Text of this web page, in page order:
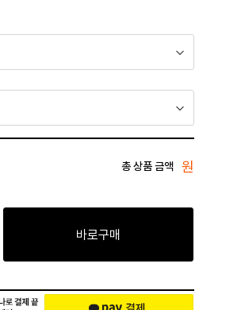
총 상품 금액 원
바로구매